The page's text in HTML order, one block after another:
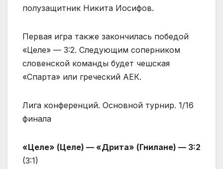
полузащитник Никита Иосифов.
Первая игра также закончилась победой
«Целе» — 3:2. Следующим соперником
словенской команды будет чешская
«Спарта» или греческий АЕК.
Лига конференций. Основной турнир. 1/16
финала
«Целе» (Целе) — «Дрита» (Гнилане) — 3:2
(3:1)